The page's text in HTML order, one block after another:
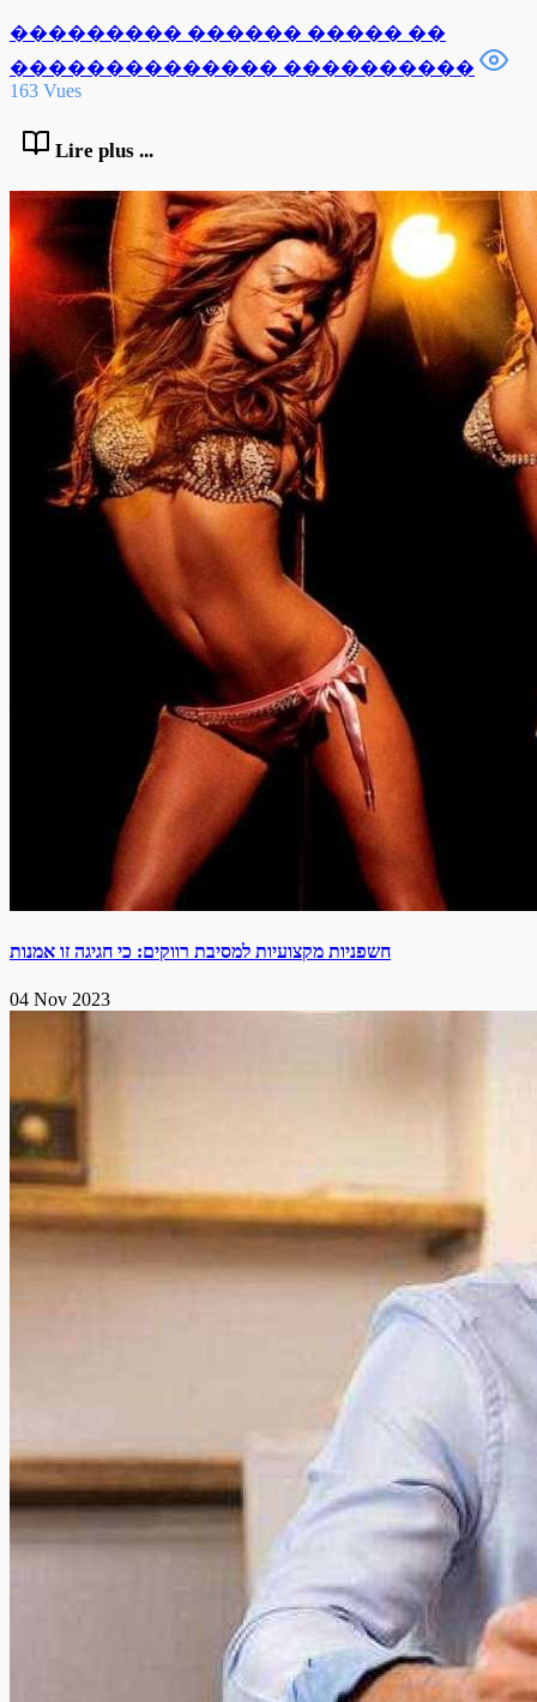
��������� ������ ����� ��
�������������� ����������
163 Vues
Lire plus ...
חשפניות מקצועיות למסיבת רווקים: כי חגיגה זו אמנות
04 Nov 2023